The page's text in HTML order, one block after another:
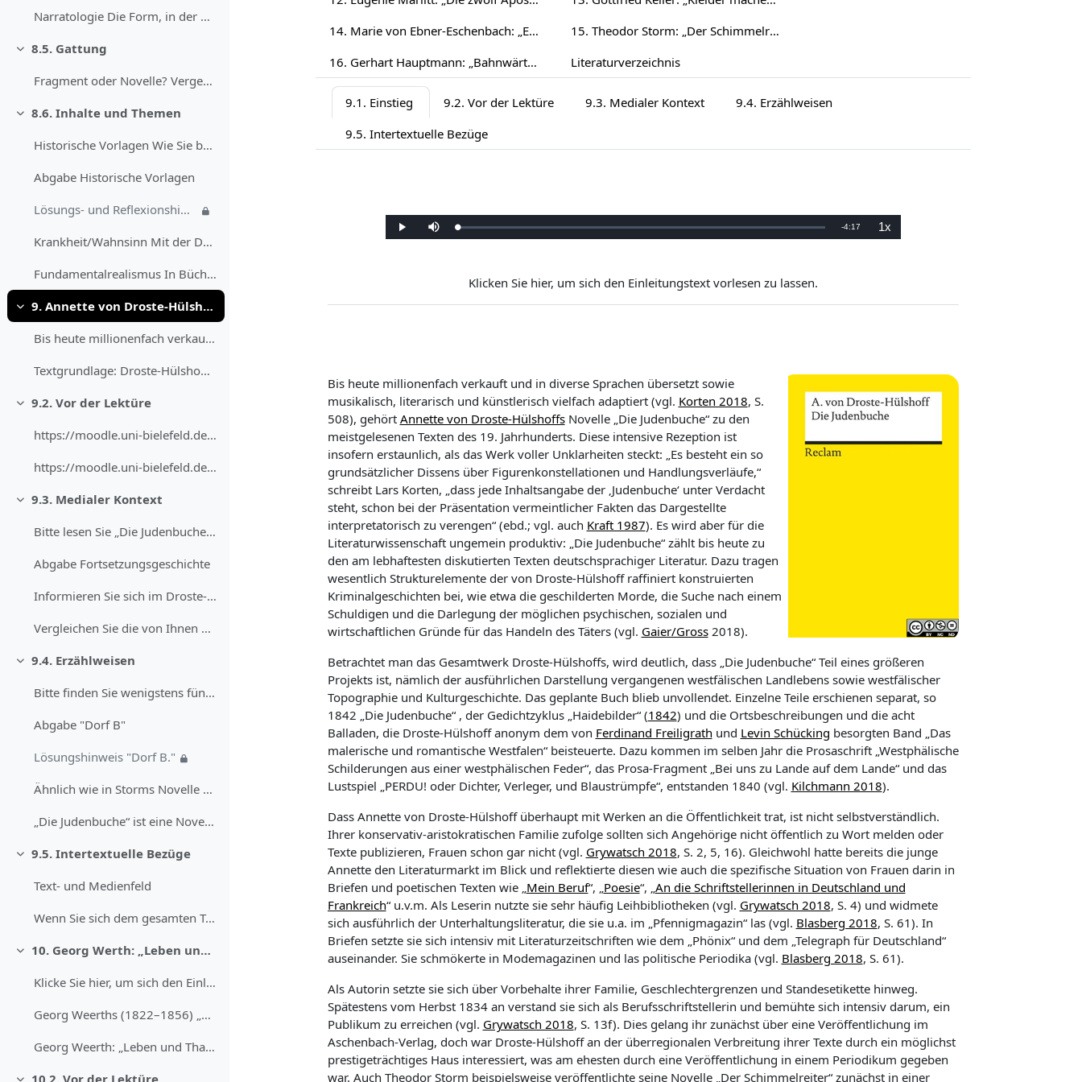
Narratologie Die Form, in der die Geschichte Lenz‘...
Daralt
8.5. Gattung
Fragment oder Novelle? Vergewissern Sie sich noch ...
Daralt
8.6. Inhalte und Themen
Historische Vorlagen Wie Sie bereits wissen, hat B...
Abgabe Historische Vorlagen
Lösungs- und Reflexionshinweis
Krankheit/Wahnsinn Mit der Darstellung des psychis...
Fundamentalrealismus In Büchners Erzählung werden ...
Daralt
9. Annette von Droste-Hülshoff: „Die Judenbuche“ (1842)
Bis heute millionenfach verkauft und in diverse Sp...
Textgrundlage: Droste-Hülshoff, Annette von: Die J...
Daralt
9.2. Vor der Lektüre
https://moodle.uni-bielefeld.de/draftfile.php/3810...
https://moodle.uni-bielefeld.de/draftfile.php/7161...
Daralt
9.3. Medialer Kontext
Bitte lesen Sie „Die Judenbuche“ in einer zitierfä...
Abgabe Fortsetzungsgeschichte
Informieren Sie sich im Droste-Hülshoff Handbuch, ...
Vergleichen Sie die von Ihnen getroffenen Einteilu...
Daralt
9.4. Erzählweisen
Bitte finden Sie wenigstens fünf Adjektive, mittel...
Abgabe "Dorf B"
Lösungshinweis "Dorf B."
Ähnlich wie in Storms Novelle „Der Schimmelreiter“...
„Die Judenbuche“ ist eine Novelle, in der es keine...
Daralt
9.5. Intertextuelle Bezüge
Text- und Medienfeld
Wenn Sie sich dem gesamten Textpaket „Prosa 1800-1...
Daralt
10. Georg Werth: „Leben und Thaten des berühmten Ritters Schnapphahnski“ (1848/49)
Klicke Sie hier, um sich den Einleitungstext vorle...
Georg Weerths (1822–1856) „Leben und Thaten des be...
Georg Weerth: „Leben und Thaten des berühmten Ritters Schnapphahnski“
14. Marie von Ebner-Eschenbach: „Er lässt die Hand küssen“ (1886)
15. Theodor Storm: „Der Schimmelreiter“ (1888)
16. Gerhart Hauptmann: „Bahnwärter Thiel“ (1888)
Literaturverzeichnis
9.1. Einstieg 9.2. Vor der Lektüre 9.3. Medialer Kontext
9.4. Erzählweisen
9.5. Intertextuelle Bezüge
Oynat SessizYüklendi:
0%
Kalan
-4:17 1xOynatma
Hızı
Klicken Sie hier, um sich den Einleitungstext vorlesen zu lassen.
Bis heute millionenfach verkauft und in diverse Sprachen übersetzt sowie
musikalisch, literarisch und künstlerisch vielfach adaptiert (vgl. Korten 2018, S.
508), gehört Annette von Droste-HülshoffsNovelle „Die Judenbuche“ zu den
meistgelesenen Texten des 19. Jahrhunderts. Diese intensive Rezeption ist
insofern erstaunlich, als das Werk voller Unklarheiten steckt: „Es besteht ein so
grundsätzlicher Dissens über Figurenkonstellationen und Handlungsverläufe,“
schreibt Lars Korten, „dass jede Inhaltsangabe der ‚Judenbuche‘ unter Verdacht
steht, schon bei der Präsentation vermeintlicher Fakten das Dargestellte
interpretatorisch zu verengen“ (ebd.; vgl. auch Kraft 1987). Es wird aber für die
Literaturwissenschaft ungemein produktiv: „Die Judenbuche“ zählt bis heute zu
den am lebhaftesten diskutierten Texten deutschsprachiger Literatur. Dazu tragen
wesentlich Strukturelemente der von Droste-Hülshoff raffiniert konstruierten
Kriminalgeschichten bei, wie etwa die geschilderten Morde, die Suche nach einem
Schuldigen und die Darlegung der möglichen psychischen, sozialen und
wirtschaftlichen Gründe für das Handeln des Täters (vgl. Gaier/Gross2018).
Betrachtet man das Gesamtwerk Droste-Hülshoffs, wird deutlich, dass „Die Judenbuche“Teil eines größeren
Projekts ist, nämlich der ausführlichen Darstellung vergangenen westfälischen Landlebens sowie westfälischer
Topographie und Kulturgeschichte. Das geplante Buch blieb unvollendet. Einzelne Teile erschienen separat, so
1842 „Die Judenbuche“ , der Gedichtzyklus „Haidebilder“ (1842) und die Ortsbeschreibungen und die acht
Balladen, die Droste-Hülshoff anonym dem von Ferdinand Freiligrath und Levin Schücking besorgten Band „Das
malerische und romantische Westfalen“beisteuerte. Dazu kommen im selben Jahr die Prosaschrift „Westphälische
Schilderungen aus einer westphälischen Feder“, das Prosa-Fragment „Bei uns zu Lande auf dem Lande“und das
Lustspiel „PERDU! oder Dichter, Verleger, und Blaustrümpfe“, entstanden 1840 (vgl. Kilchmann 2018).
Dass Annette von Droste-Hülshoff überhaupt mit Werken an die Öffentlichkeit trat, ist nicht selbstverständlich.
Ihrer konservativ-aristokratischen Familie zufolge sollten sich Angehörige nicht öffentlich zu Wort melden oder
Texte publizieren, Frauen schon gar nicht (vgl. Grywatsch 2018, S. 2, 5, 16). Gleichwohl hatte bereits die junge
Annette den Literaturmarkt im Blick und reflektierte diesen wie auch die spezifische Situation von Frauen darin in
Briefen und poetischen Texten wie „Mein Beruf“, „Poesie“, „An die Schriftstellerinnen in Deutschland und
Frankreich“u.v.m. Als Leserin nutzte sie sehr häufig Leihbibliotheken (vgl. Grywatsch 2018, S. 4) und widmete
sich ausführlich der Unterhaltungsliteratur, die sie u.a. im „Pfennigmagazin“las (vgl. Blasberg 2018, S. 61). In
Briefen setzte sie sich intensiv mit Literaturzeitschriften wie dem „Phönix“und dem „Telegraph für Deutschland“
auseinander. Sie schmökerte in Modemagazinen und las politische Periodika (vgl. Blasberg 2018, S. 61).
Als Autorin setzte sie sich über Vorbehalte ihrer Familie, Geschlechtergrenzen und Standesetikette hinweg.
Spätestens vom Herbst 1834 an verstand sie sich als Berufsschriftstellerin und bemühte sich intensiv darum, ein
Publikum zu erreichen (vgl. Grywatsch 2018, S. 13f). Dies gelang ihr zunächst über eine Veröffentlichung im
Aschenbach-Verlag, doch war Droste-Hülshoff an der überregionalen Verbreitung ihrer Texte durch ein möglichst
prestigeträchtiges Haus interessiert, was am ehesten durch eine Veröffentlichung in einem Periodikum gegeben
war. Auch Theodor Storm beispielsweise veröffentlichte seine Novelle „Der Schimmelreiter“ zunächst in einer